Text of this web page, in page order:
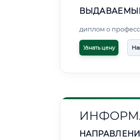
диплом о
Узнать цену